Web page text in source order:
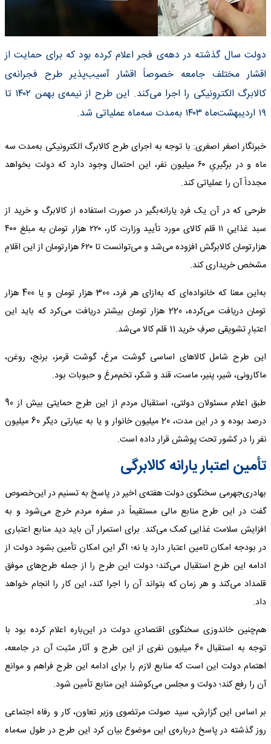
دولت سال گذشته در دهه‌ی فجر اعلام کرده بود که برای حمایت از
اقشار مختلف جامعه خصوصاً اقشار آسیب‌پذیر طرح فجرانه‌ی
کالابرگ الکترونیکی را اجرا می‌کند. این طرح از نیمه‌ی بهمن ۱۴۰۲ تا
۱۹ اردیبهشت‌ماه ۱۴۰۳ به‌مدت سه‌ماه عملیاتی شد.
خبرنگار اصغر اصغری: با توجه به اجرای طرح کالابرگ الکترونیکی به‌مدت سه‌
ماه و در برگیریِ ۶۰ میلیون نفر، این احتمال وجود دارد که دولت بخواهد
مجدداً آن را عملیاتی کند.
طرحی که در آن یک فردِ یارانه‌بگیر در صورت استفاده از کالابرگ و خرید از
سبد غذاییِ ۱۱ قلم کالای مورد تأیید وزارت کار، ۲۲۰ هزار تومان به مبلغ ۴۰۰
هزارتومان کالابرگش افزوده می‌شد و می‌توانست تا ۶۲۰ هزارتومان از این اقلامِ
مشخص خریداری کند.
به‌این معنا که خانواده‌ای که به‌ازای هر فرد، 300 هزار تومان و یا 400 هزار
تومان دریافت می‌کرده، 220 هزار تومان بیشتر دریافت می‌کرد که باید این
اعتبارِ تشویقی صرفِ خرید 11 قلم کالا می‌شد.
این طرح شامل کالاهای اساسی گوشت مرغ، گوشت قرمز، برنج، روغن،
ماکارونی، شیر، پنیر، ماست، قند و شکر، تخم‌مرغ و حبوبات بود.
طبق اعلام مسئولان دولتی، استقبال مردم از این طرح حمایتی بیش از 90
درصد بوده و در این مدت، 20 میلیون خانوار و یا به عبارتی دیگر 60 میلیون
نفر را در کشور تحت پوشش قرار داده است.
تأمین اعتبار یارانه کالابرگی
بهادری‌جهرمی سخنگوی دولت هفته‌ی اخیر در پاسخ به تسنیم در این‌خصوص
گفت در این طرح منابع مالی مستقیماً در سفره مردم خرج می‌شود و به
افزایش سلامت غذایی کمک می‌کند. برای استمرار آن باید دید منابع اعتباری
در بودجه امکان تامین اعتبار دارد یا نه؛ اگر این امکان تأمین بشود دولت از
ادامه این طرح استقبال می‌کند؛ دولت این طرح را از جمله طرح‌های موفق
قلمداد می‌کند و هر زمان که بتواند آن را اجرا کند، این کار را انجام خواهد
داد.
هم‌چنین خاندوزی سخنگوی اقتصادیِ دولت در این‌باره اعلام کرده بود با
توجه به استقبال 60 میلیون نفری از این طرح و آثار مثبت آن در جامعه،
اهتمام دولت این است که منابع لازم را برای ادامه این طرح فراهم و موانع
آن را رفع کند؛ دولت و مجلس می‌کوشند این منابع تأمین شود.
بر اساس این گزارش، سید صولت مرتضوی وزیر تعاون، کار و رفاه اجتماعی
روز گذشته در پاسخ درباره‌ی این موضوع بیان کرد این طرح در طول سه‌ماه